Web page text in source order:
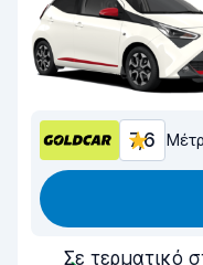
7,6
Σε τερματικό